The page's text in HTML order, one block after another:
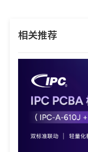
相关推荐